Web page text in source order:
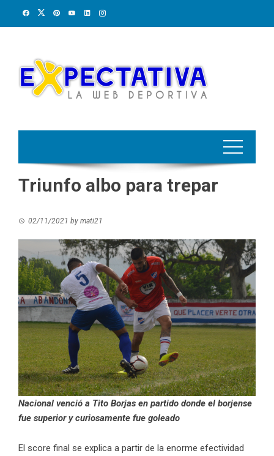
Triunfo albo para trepar
02/11/2021 by mati21
Nacional venció a Tito Borjas en partido donde el borjense
fue superior y curiosamente fue goleado
El score final se explica a partir de la enorme efectividad